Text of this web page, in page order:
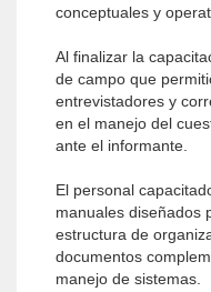
conceptuales y
Al finalizar la
de campo que
entrevistadores y
en el manejo del
ante el informante.
El personal
manuales diseñados
estructura de
documentos
manejo de sistemas.